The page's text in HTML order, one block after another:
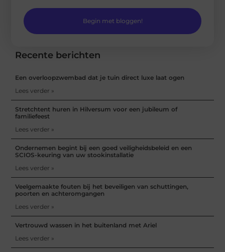
Recente berichten
Een overloopzwembad dat je tuin direct luxe laat ogen
Lees verder »
Stretchtent huren in Hilversum voor een jubileum of
familiefeest
Lees verder »
Ondernemen begint bij een goed veiligheidsbeleid en een
SCIOS-keuring van uw stookinstallatie
Lees verder »
Veelgemaakte fouten bij het beveiligen van schuttingen,
poorten en achteromgangen
Lees verder »
Vertrouwd wassen in het buitenland met Ariel
Lees verder »
Begin met bloggen!